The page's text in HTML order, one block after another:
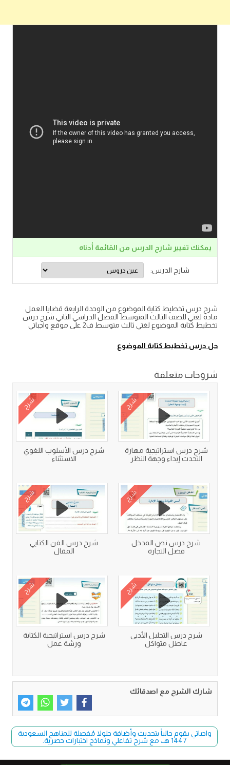
يمكنك تغيير شارح الدرس من القائمة أدناه
شارح الدرس:
شرح درس تخطيط كتابة الموضوع من الوحدة الرابعة قضايا العمل
مادة لغتي للصف الثالث المتوسط الفصل الدراسي الثاني شرح درس
تخطيط كتابة الموضوع لغتي ثالث متوسط ف2 على موقع واجباتي
حل درس تخطيط كتابة الموضوع
شروحات متعلقة
شرح
شرح درس استراتيجية مهارة
التحدث إبداء وجهة النظر
شرح
شرح درس الأسلوب اللغوي
الاستثناء
شرح
شرح درس نص المدخل
فضل التجارة
شرح
شرح درس الفن الكتابي
المقال
شرح
شرح درس التحليل الأدبي
عاطل متواكل
شرح
شرح درس استراتيجية الكتابة
ورشة عمل
شارك الشرح مع اصدقائك
واجباتي يقوم حالياً بتحديث وأضافة حلولا مُفصلة للمناهج السعودية
1447 هـ، مع شرح تفاعلي ونماذج اختبارات حصرية.